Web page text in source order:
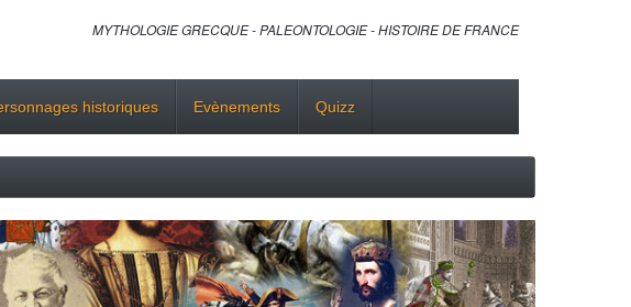
MYTHOLOGIE GRECQUE - PALEONTOLOGIE - HISTOIRE DE FRANCE
historiques Evènements Quizz